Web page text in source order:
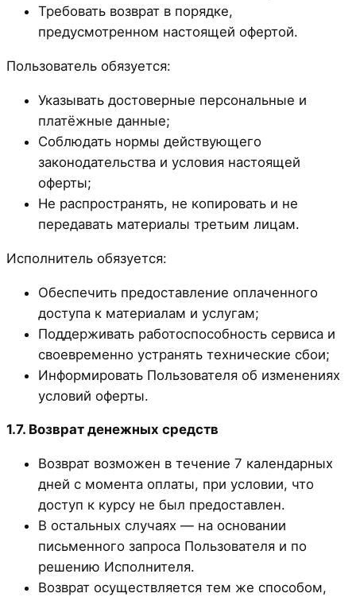
Требовать возврат в порядке,
предусмотренном настоящей офертой.
Пользователь обязуется:
Указывать достоверные персональные и
платёжные данные;
Соблюдать нормы действующего
законодательства и условия настоящей
оферты;
Не распространять, не копировать и не
передавать материалы третьим лицам.
Исполнитель обязуется:
Обеспечить предоставление оплаченного
доступа к материалам и услугам;
Поддерживать работоспособность сервиса и
своевременно устранять технические сбои;
Информировать Пользователя об изменениях
условий оферты.
1.7. Возврат денежных средств
Возврат возможен в течение 7 календарных
дней с момента оплаты, при условии, что
доступ к курсу не был предоставлен.
В остальных случаях — на основании
письменного запроса Пользователя и по
решению Исполнителя.
Возврат осуществляется тем же способом,